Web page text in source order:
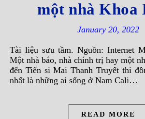
một nhà Khoa
January 20, 2022
Tài liệu sưu tầm. Nguồn: Internet Mai Thanh Truyết:
Một nhà báo, nhà chính trị hay một
đến Tiến si Mai Thanh Truyết thì
nhất là những ai sống ở Nam Cali…
READ MORE